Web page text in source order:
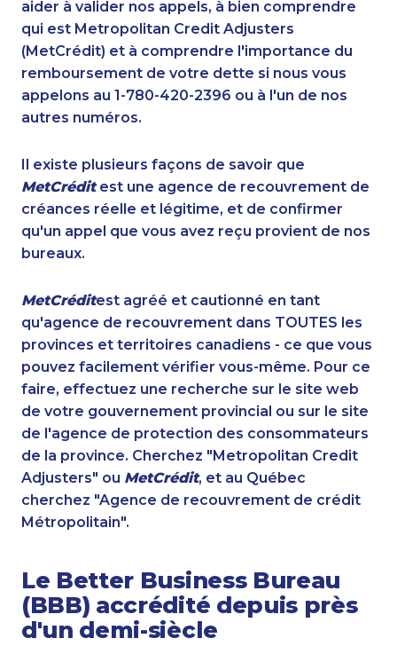
aider à valider nos appels, à bien comprendre
qui est Metropolitan Credit Adjusters
(MetCrédit) et à comprendre l'importance du
remboursement de votre dette si nous vous
appelons au 1-780-420-2396 ou à l'un de nos
autres numéros.
Il existe plusieurs façons de savoir que
MetCréditest une agence de recouvrement de
créances réelle et légitime, et de confirmer
qu'un appel que vous avez reçu provient de nos
bureaux.
MetCréditest agréé et cautionné en tant
qu'agence de recouvrement dans TOUTES les
provinces et territoires canadiens - ce que vous
pouvez facilement vérifier vous-même. Pour ce
faire, effectuez une recherche sur le site web
de votre gouvernement provincial ou sur le site
de l'agence de protection des consommateurs
de la province. Cherchez "Metropolitan Credit
Adjusters" ou MetCrédit, et au Québec
cherchez "Agence de recouvrement de crédit
Métropolitain".
Le Better Business Bureau
(BBB) accrédité depuis près
d'un demi-siècle